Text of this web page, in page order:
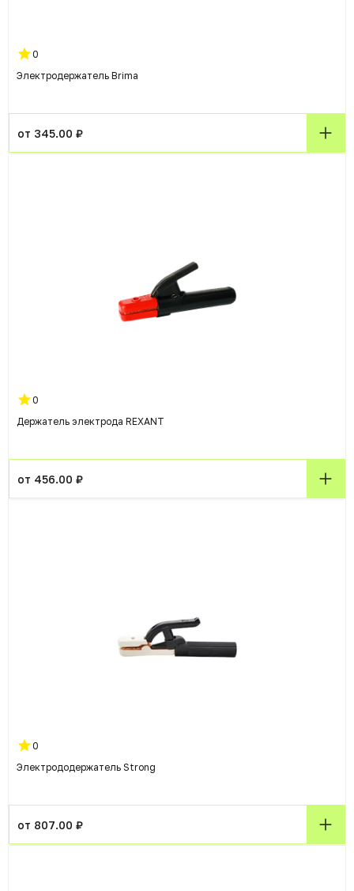
0
Электродержатель Brima
от 345.00 ₽
0
Держатель электрода REXANT
от 456.00 ₽
0
Электрододержатель Strong
от 807.00 ₽